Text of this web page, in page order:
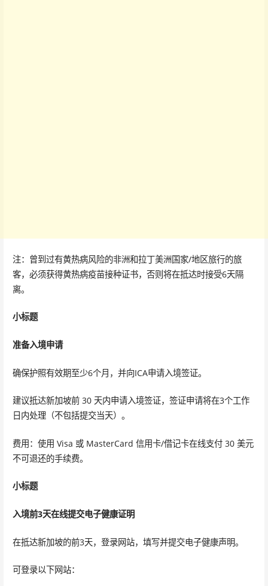
注：曾到过有黄热病风险的非洲和拉丁美洲国家/地区旅行的旅
客，必须获得黄热病疫苗接种证书，否则将在抵达时接受6天隔
离。
小标题
准备入境申请
确保护照有效期至少6个月，并向ICA申请入境签证。
建议抵达新加坡前 30 天内申请入境签证，签证申请将在3个工作
日内处理（不包括提交当天）。
费用：使用 Visa 或 MasterCard 信用卡/借记卡在线支付 30 美元
不可退还的手续费。
小标题
入境前3天在线提交电子健康证明
在抵达新加坡的前3天，登录网站，填写并提交电子健康声明。
可登录以下网站：